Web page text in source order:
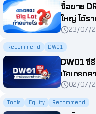
ซื้อขาย
ใหญ่ ได้ร
ที่คิด23/07/
Recommend DW01
DW01 ซี
นักเทรดส
02/07/
Tools Equity Recommend